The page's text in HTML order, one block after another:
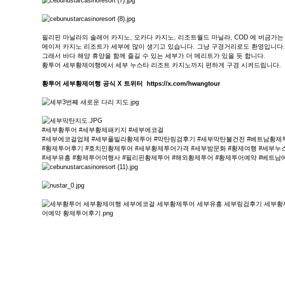
필리핀 마닐라의 솔레어 카지노, 오카다 카지노, 리조트월드 마닐라, COD 에 버금가는
메이저 카지노 리조트가 세부에 많이 생기고 있습니다. 그냥 구경거리로도 환영입니다.
그래서 바다 해양 휴양을 함께 즐길 수 있는 세부가 더 메리트가 있을 듯 합니다.
황투어 세부황제여행에서 세부 누스타 리조트 카지노까지 편하게 구경 시켜드립니다.
황투어 세부황제여행 공식 X 트위터 https://x.com/hwangtour
#세부황투어 #세부황제패키지 #세부에코걸
#세부에코걸업체 #세부풀빌라황제투어 #막탄링검후기 #세부막탄불건전 #베트남황제
#황제투어후기 #호치민황제투어 #세부황제투어가격 #세부밤문화 #황제여행 #세부누
#세부유흥 #황제투어여행사 #필리핀황제투어 #해외황제투어 #황제투어예약 #베트남